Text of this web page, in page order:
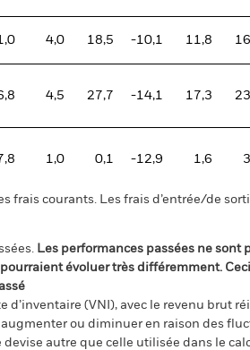
4,0 18,5 -10,1 11,8
4,5 27,7 -14,1 17,3
7,8 1,0 0,1 -12,9 1,6
frais courants. Les frais d’entrée/de
Les performances passées ne sont
évoluer très différemment.
(VNI), avec le revenu brut
ou diminuer en raison des
autre que celle utilisée dans le